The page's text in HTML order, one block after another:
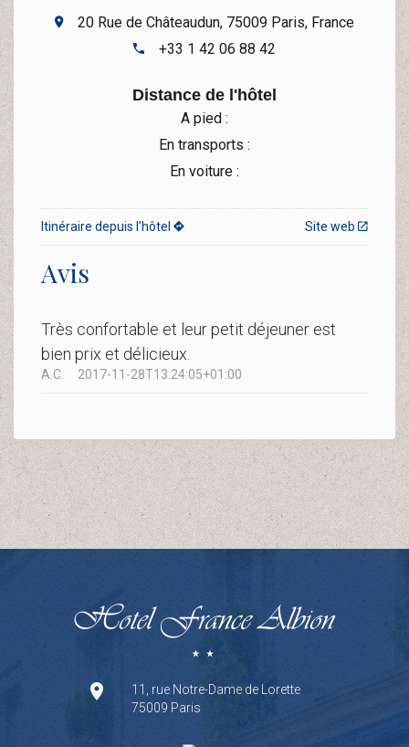
20 Rue de Châteaudun, 75009 Paris, France
+33 1 42 06 88 42
Distance de l'hôtel
A pied :
En transports :
En voiture :
Site web
Itinéraire depuis l’hôtel
Avis
Très confortable et leur petit déjeuner est
bien prix et délicieux.
A.C. 2017-11-28T13:24:05+01:00
11, rue Notre-Dame de Lorette
75009 Paris